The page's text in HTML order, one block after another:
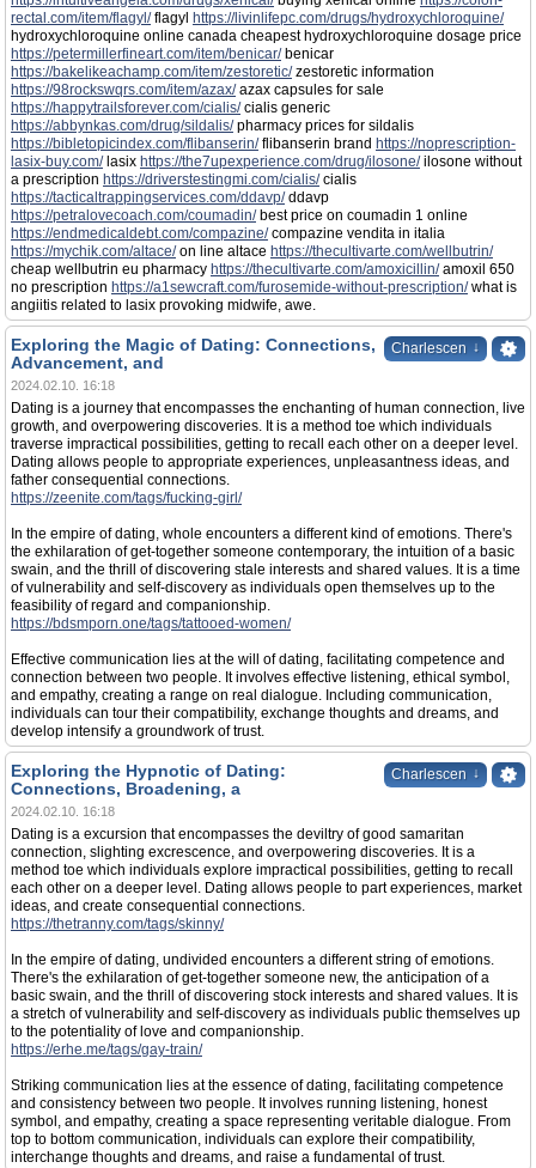
rectal.com/item/flagyl/flagyl https://livinlifepc.com/drugs/hydroxychloroquine/
hydroxychloroquine online canada cheapest hydroxychloroquine dosage price
https://petermillerfineart.com/item/benicar/benicar
https://bakelikeachamp.com/item/zestoretic/zestoretic information
https://98rockswqrs.com/item/azax/azax capsules for sale
https://happytrailsforever.com/cialis/cialis generic
https://abbynkas.com/drug/sildalis/pharmacy prices for sildalis
https://bibletopicindex.com/flibanserin/flibanserin brand https://noprescription-
lasix-buy.com/lasix https://the7upexperience.com/drug/ilosone/ilosone without
a prescription https://driverstestingmi.com/cialis/cialis
https://tacticaltrappingservices.com/ddavp/ddavp
https://petralovecoach.com/coumadin/best price on coumadin 1 online
https://endmedicaldebt.com/compazine/compazine vendita in italia
https://mychik.com/altace/on line altace https://thecultivarte.com/wellbutrin/
cheap wellbutrin eu pharmacy https://thecultivarte.com/amoxicillin/amoxil 650
no prescription https://a1sewcraft.com/furosemide-without-prescription/what is
angiitis related to lasix provoking midwife, awe.
Charlescen ↓
Exploring the Magic of Dating: Connections,
Advancement, and
2024.02.10. 16:18
Dating is a journey that encompasses the enchanting of human connection, live
growth, and overpowering discoveries. It is a method toe which individuals
traverse impractical possibilities, getting to recall each other on a deeper level.
Dating allows people to appropriate experiences, unpleasantness ideas, and
father consequential connections.
https://zeenite.com/tags/fucking-girl/
In the empire of dating, whole encounters a different kind of emotions. There's
the exhilaration of get-together someone contemporary, the intuition of a basic
swain, and the thrill of discovering stale interests and shared values. It is a time
of vulnerability and self-discovery as individuals open themselves up to the
feasibility of regard and companionship.
https://bdsmporn.one/tags/tattooed-women/
Effective communication lies at the will of dating, facilitating competence and
connection between two people. It involves effective listening, ethical symbol,
and empathy, creating a range on real dialogue. Including communication,
individuals can tour their compatibility, exchange thoughts and dreams, and
develop intensify a groundwork of trust.
Charlescen ↓
Exploring the Hypnotic of Dating:
Connections, Broadening, a
2024.02.10. 16:18
Dating is a excursion that encompasses the deviltry of good samaritan
connection, slighting excrescence, and overpowering discoveries. It is a
method toe which individuals explore impractical possibilities, getting to recall
each other on a deeper level. Dating allows people to part experiences, market
ideas, and create consequential connections.
https://thetranny.com/tags/skinny/
In the empire of dating, undivided encounters a different string of emotions.
There's the exhilaration of get-together someone new, the anticipation of a
basic swain, and the thrill of discovering stock interests and shared values. It is
a stretch of vulnerability and self-discovery as individuals public themselves up
to the potentiality of love and companionship.
https://erhe.me/tags/gay-train/
Striking communication lies at the essence of dating, facilitating competence
and consistency between two people. It involves running listening, honest
symbol, and empathy, creating a space representing veritable dialogue. From
top to bottom communication, individuals can explore their compatibility,
interchange thoughts and dreams, and raise a fundamental of trust.